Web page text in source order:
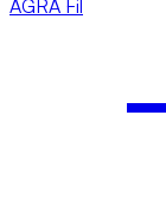
AGRA Fil